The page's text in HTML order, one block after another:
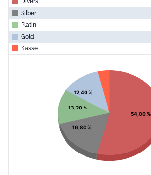
Divers
Silber
Platin
Gold
Kasse
Pie chart with 5 slices.
View as data table, Chart
54,00 %
16,80 %
13,20 %
12,40 %